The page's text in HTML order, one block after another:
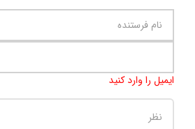
ایمیل را وارد کنید